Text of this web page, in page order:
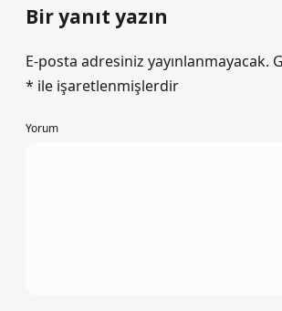
Bir yanıt yazın
E-posta adresiniz yayınlanmayacak.
* ile işaretlenmişlerdir
Yorum